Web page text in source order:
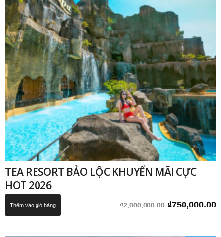
TEA RESORT BẢO LỘC KHUYẾN MÃI CỰC
HOT 2026
₫2,000,000.00 Giá
₫750,000.00
Thêm vào giỏ hàng